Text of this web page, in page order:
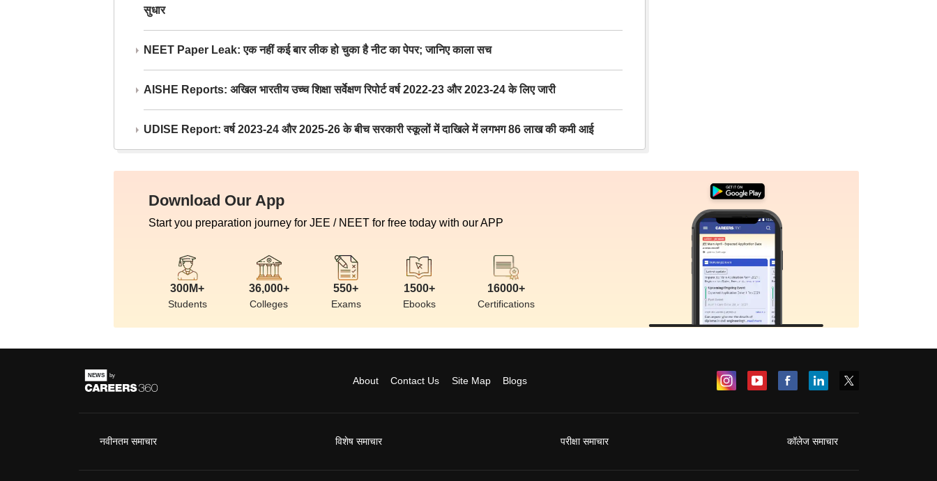
सुधार
NEET Paper Leak: एक नहीं कई बार लीक हो चुका है नीट का पेपर; जानिए काला सच
AISHE Reports: अखिल भारतीय उच्च शिक्षा सर्वेक्षण रिपोर्ट वर्ष 2022-23 और 2023-24 के लिए जारी
UDISE Report: वर्ष 2023-24 और 2025-26 के बीच सरकारी स्कूलों में दाखिले में लगभग 86 लाख की कमी आई
Download Our App
Start you preparation journey for JEE / NEET for free today with our APP
300M+
Students
36,000+
Colleges
550+
Exams
1500+
Ebooks
16000+
Certifications
About Contact Us Site Map Blogs
नवीनतम समाचार विशेष समाचार परीक्षा समाचार कॉलेज समाचार